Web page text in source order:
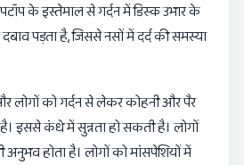
के इस्तेमाल से गर्दन में डिस्क उभार के
पड़ता है, जिससे नसों में दर्द की समस्या
लोगों को गर्दन से लेकर कोहनी और पैर
इससे कंधे में सुन्नता हो सकती है। लोगों
होता है। लोगों को मांसपेशियों में